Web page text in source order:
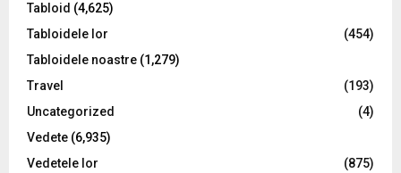
Tabloid (4,625)
Tabloidele lor
(454)
Tabloidele noastre (1,279)
Travel
(193)
Uncategorized
(4)
Vedete (6,935)
Vedetele lor
(875)